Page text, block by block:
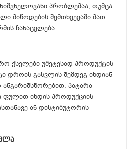
პრობლემაა, თუმცა
მიწოდების შემთხვევაში მათ
ჩანაცვლება.
ქსელები უმეტესად პროდუქტის
დროის გასვლის შემდეგ იხდიან
ანგარიშსწორებით. პატარა
ფულით იხდის პროდუქციის
ან დისტიბუტორის